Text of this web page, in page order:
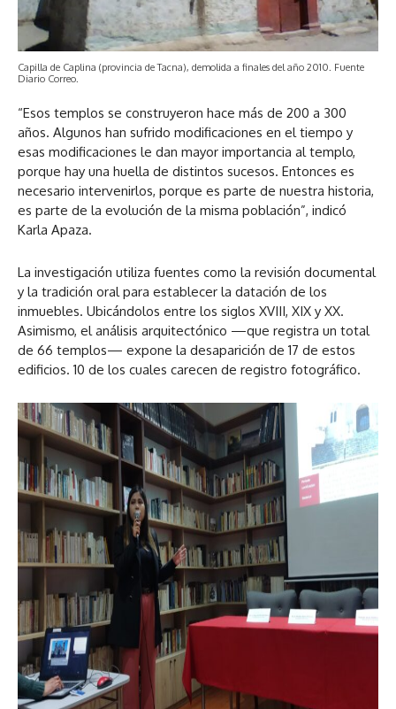
Capilla de Caplina (provincia de Tacna), demolida a finales del año 2010. Fuente
Diario Correo.
“Esos templos se construyeron hace más de 200 a 300
años. Algunos han sufrido modificaciones en el tiempo y
esas modificaciones le dan mayor importancia al templo,
porque hay una huella de distintos sucesos. Entonces es
necesario intervenirlos, porque es parte de nuestra historia,
es parte de la evolución de la misma población”, indicó
Karla Apaza.
La investigación utiliza fuentes como la revisión documental
y la tradición oral para establecer la datación de los
inmuebles. Ubicándolos entre los siglos XVIII, XIX y XX.
Asimismo, el análisis arquitectónico —que registra un total
de 66 templos— expone la desaparición de 17 de estos
edificios. 10 de los cuales carecen de registro fotográfico.